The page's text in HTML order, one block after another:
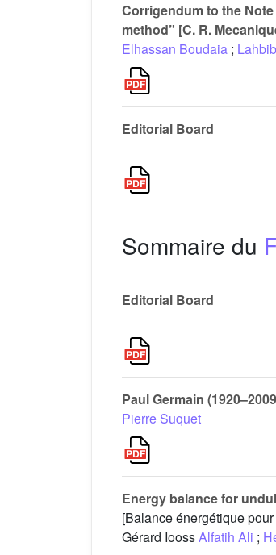
Corrigendum to the
method” [C. R.
Elhassan Boudaia ;
Editorial Board
Sommaire du
Editorial Board
Paul Germain
Pierre Suquet
Energy balance for
[Balance énergétique
Gérard IoossAlfatih Ali ;